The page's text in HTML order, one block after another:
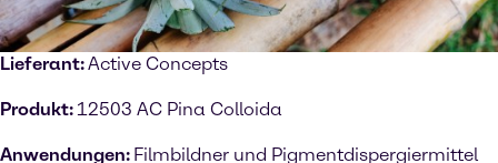
Lieferant:Active Concepts
Produkt:12503 AC Pina Colloida
Anwendungen: Filmbildner und Pigmentdispergiermittel